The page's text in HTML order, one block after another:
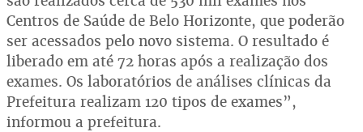
Centros de Saúde de Belo Horizonte, que poderão
ser acessados pelo novo sistema. O resultado é
liberado em até 72 horas após a realização dos
exames. Os laboratórios de análises clínicas da
Prefeitura realizam 120 tipos de exames”,
informou a prefeitura.